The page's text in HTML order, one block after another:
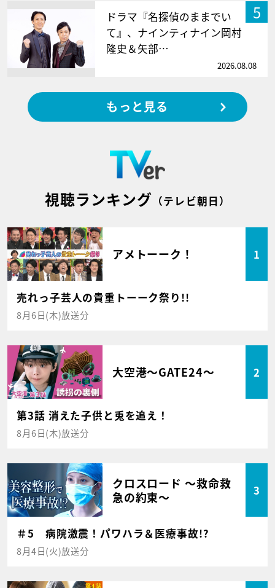
5
ドラマ『名探偵のままでい
て』、ナインティナイン岡村
隆史＆矢部…
2026.08.08
もっと見る
視聴ランキング （テレビ朝日）
アメトーーク！ 1
売れっ子芸人の貴重トーーク祭り!!
8月6日(木)放送分
大空港～GATE24～ 2
第3話 消えた子供と兎を追え！
8月6日(木)放送分
クロスロード ～救命救
急の約束～
3
＃5 病院激震！パワハラ＆医療事故!?
8月4日(火)放送分